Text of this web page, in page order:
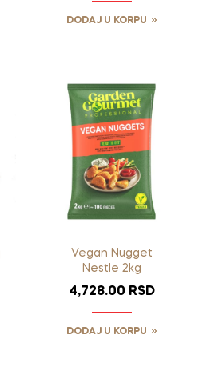
DODAJ U KORPU
Vegan Nugget
Nestle 2kg
4,728.00 RSD
DODAJ U KORPU